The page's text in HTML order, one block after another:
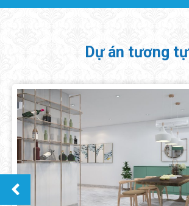
Dự án tương tự